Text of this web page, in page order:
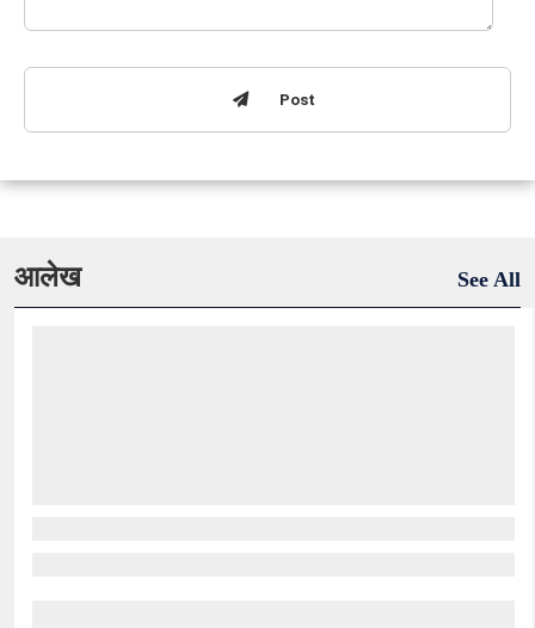
Post
आलेख See All